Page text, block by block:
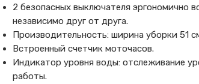
2 безопасных выключателя эргономично
независимо друг от друга.
Производительность: ширина уборки 51
Встроенный счетчик моточасов.
Индикатор уровня воды: отслеживание
работы.